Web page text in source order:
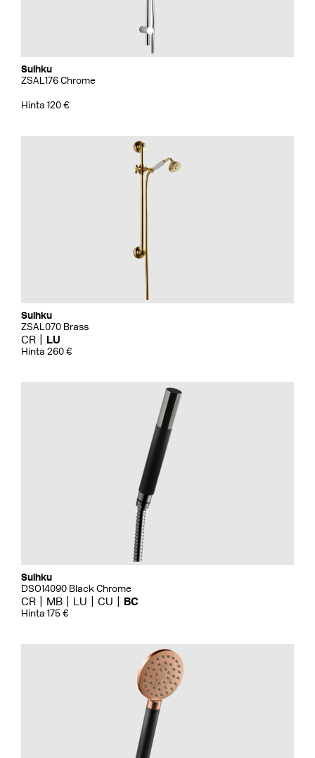
Suihku
ZSAL176 Chrome
Hinta 120 €
Suihku
ZSAL070 Brass
CR LU
Hinta 260 €
Suihku
DSO14090 Black Chrome
CR MB LU CU BC
Hinta 175 €